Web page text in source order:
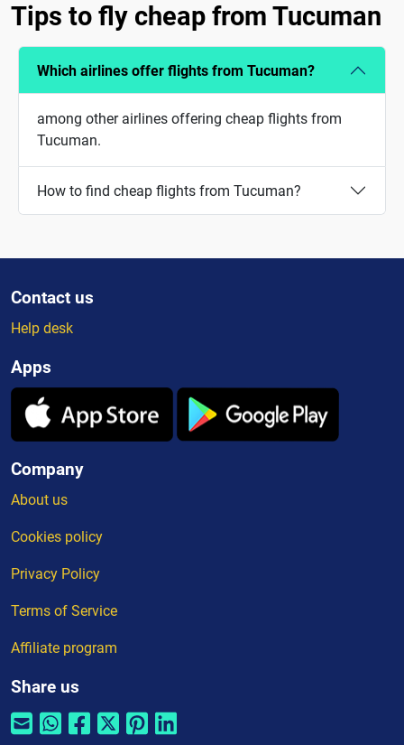
Tips to fly cheap from Tucuman
Which airlines offer flights from Tucuman?
among other airlines offering cheap flights from
Tucuman.
How to find cheap flights from Tucuman?
Contact us
Help desk
Apps
Company
About us
Cookies policy
Privacy Policy
Terms of Service
Affiliate program
Share us